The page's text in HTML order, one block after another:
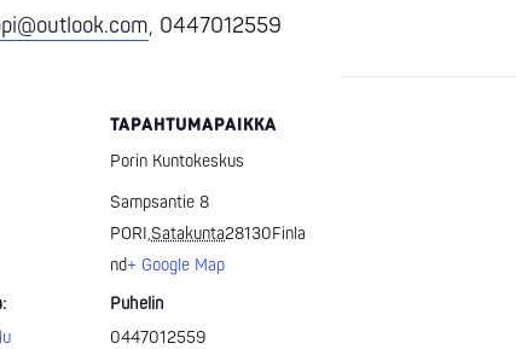
, 0447012559
TAPAHTUMAPAIKKA
Porin Kuntokeskus
Sampsantie 8
PORI,Satakunta28130Finla
nd+ Google Map
Puhelin
0447012559